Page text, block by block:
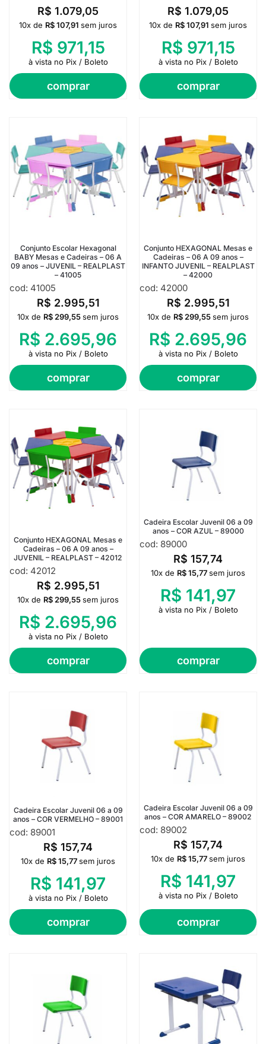
R$ 1.079,05
comprar
10x de R$107,91 sem juros
R$ 971,15
à vista no Pix / Boleto
R$ 1.079,05
comprar
10x de R$107,91 sem juros
R$ 971,15
à vista no Pix / Boleto
Conjunto Escolar Hexagonal
BABY Mesas e Cadeiras – 06 A
09 anos – JUVENIL – REALPLAST
– 41005
cod: 41005
R$ 2.995,51
comprar
10x de R$ 299,55sem juros
R$ 2.695,96
à vista no Pix / Boleto
Conjunto HEXAGONAL Mesas e
Cadeiras – 06 A 09 anos –
INFANTO JUVENIL – REALPLAST
– 42000
cod: 42000
R$ 2.995,51
comprar
10x de R$ 299,55sem juros
R$ 2.695,96
à vista no Pix / Boleto
Conjunto HEXAGONAL Mesas e
Cadeiras – 06 A 09 anos –
JUVENIL – REALPLAST – 42012
cod: 42012
R$ 2.995,51
comprar
10x de R$ 299,55sem juros
R$ 2.695,96
à vista no Pix / Boleto
Cadeira Escolar Juvenil 06 a 09
anos – COR AZUL – 89000
cod: 89000
R$ 157,74
comprar
10x de R$15,77sem juros
R$ 141,97
à vista no Pix / Boleto
Cadeira Escolar Juvenil 06 a 09
anos – COR VERMELHO – 89001
cod: 89001
R$ 157,74
comprar
10x de R$15,77sem juros
R$ 141,97
à vista no Pix / Boleto
Cadeira Escolar Juvenil 06 a 09
anos – COR AMARELO – 89002
cod: 89002
R$ 157,74
comprar
10x de R$15,77sem juros
R$ 141,97
à vista no Pix / Boleto